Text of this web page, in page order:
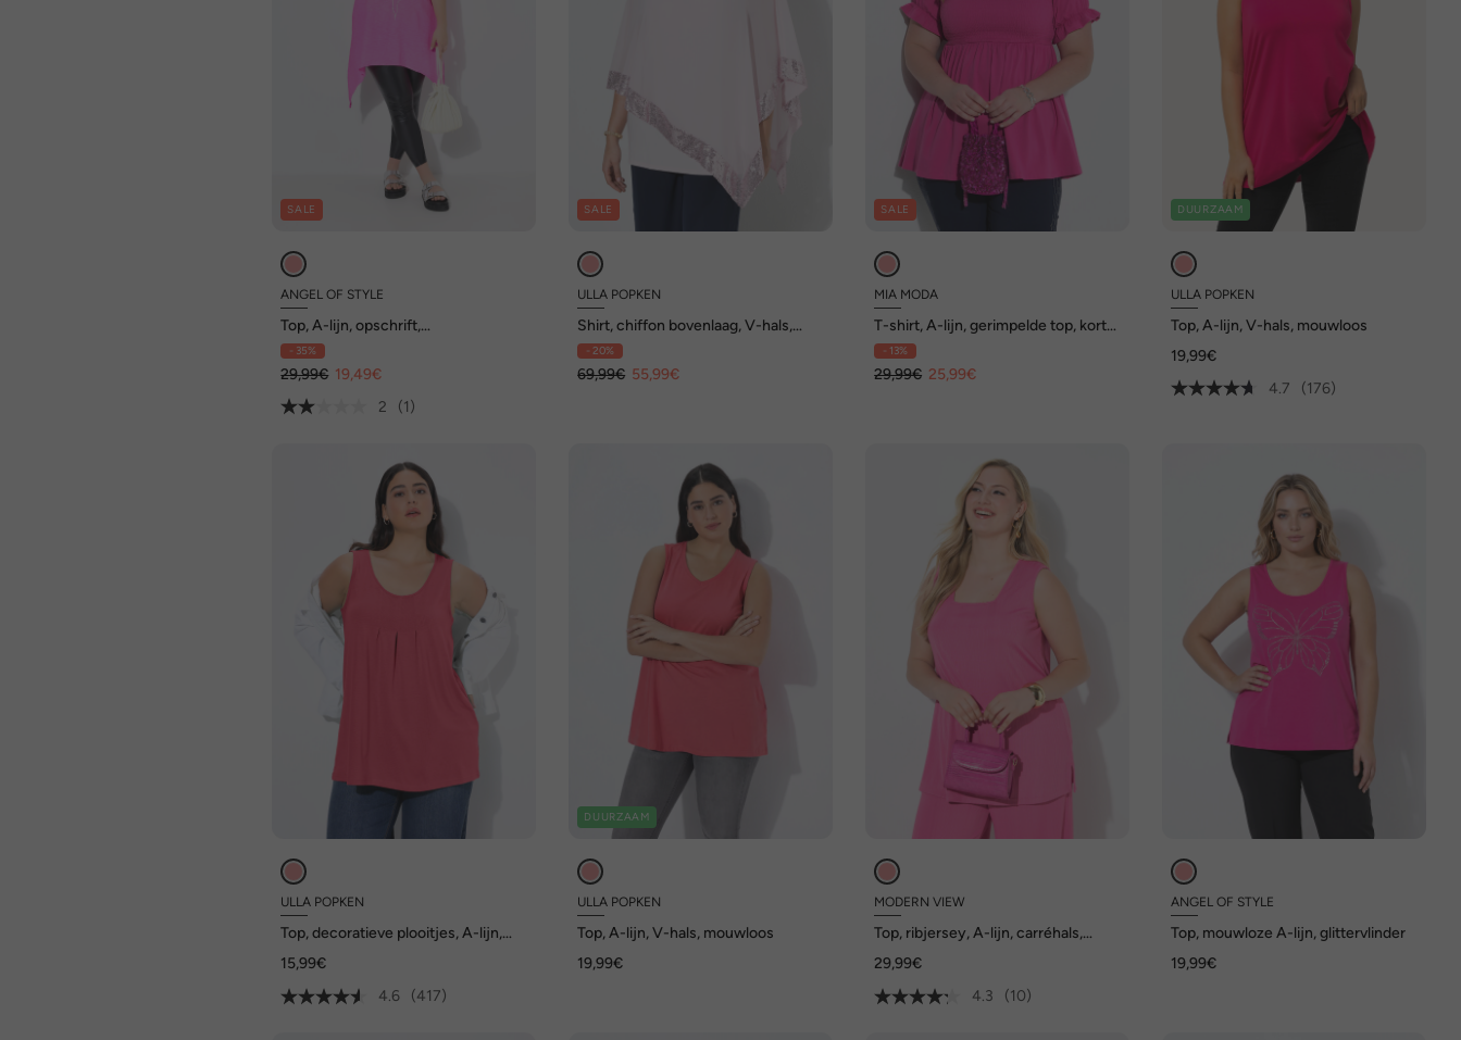
SALE
ANGEL OF STYLE
Top, A-lijn, opschrift,
glittersteentjes
- 35%
29,99€ 19,49€
2
(1)
SALE
ULLA POPKEN
Shirt, chiffon bovenlaag, V-hals,
boothals, 3/4-mouwen
- 20%
69,99€ 55,99€
SALE
MIA MODA
T-shirt, A-lijn, gerimpelde top, korte
mouw
- 13%
29,99€ 25,99€
DUURZAAM
ULLA POPKEN
Top, A-lijn, V-hals, mouwloos
19,99€
4.7
(176)
ULLA POPKEN
Top, decoratieve plooitjes, A-lijn,
15,99€
4.6
(417)
DUURZAAM
ULLA POPKEN
Top, A-lijn, V-hals, mouwloos
19,99€
MODERN VIEW
Top, ribjersey, A-lijn, carréhals,
29,99€
4.3
(10)
ANGEL OF STYLE
Top, mouwloze A-lijn, glittervlinder
19,99€